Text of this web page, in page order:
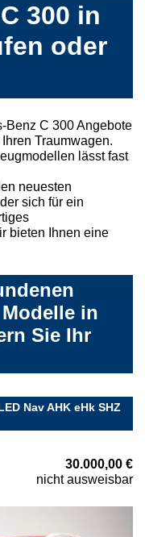
300 in
oder
Benz C 300 Angebote
Traumwagen.
lässt fast
neuesten
sich für ein
bieten Ihnen eine
Modelle in
Sie Ihr
Nav AHK eHk SHZ
30.000,00 €
nicht ausweisbar